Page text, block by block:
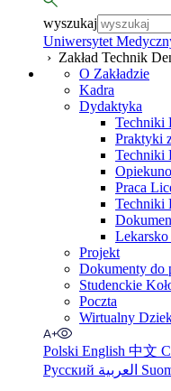
wyszukaj
Uniwersytet
› Zakład Technik
O Zakładzie
Kadra
Dydaktyka
Techniki
Praktyki
Techniki
Praca
Techniki
Projekt
Dokumenty do
Studenckie
Poczta
Wirtualny
Polski English 中文
Русский